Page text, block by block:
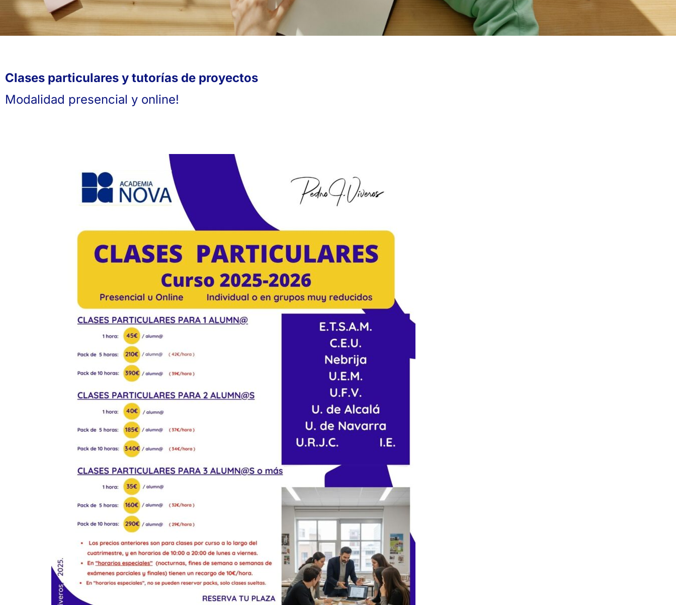
Clases particulares y tutorías de proyectos
Modalidad presencial y online!